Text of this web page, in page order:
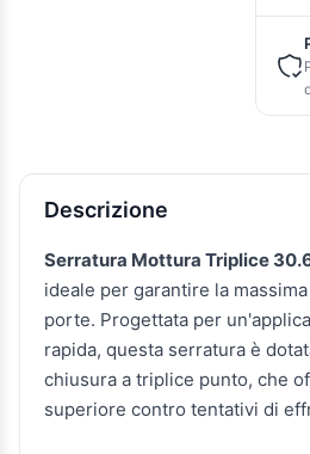
Descrizione e
Descrizione
Serratura Mottura Triplice
ideale per garantire la
porte. Progettata per
rapida, questa serratura è
chiusura a triplice punto, che
superiore contro tentativi di